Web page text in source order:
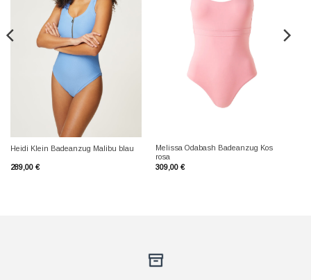
Heidi Klein Badeanzug Malibu blau
289,00 €
Melissa Odabash Badeanzug Kos
rosa
309,00 €